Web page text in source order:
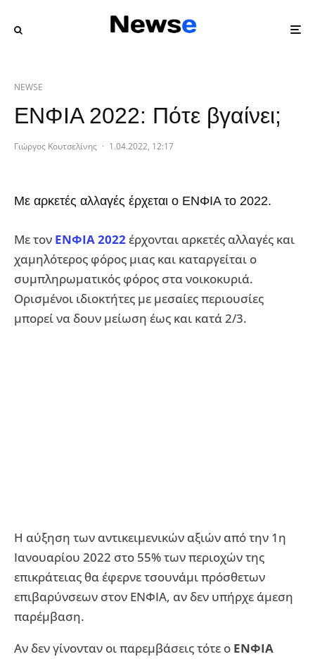
NEWSE
ΕΝΦΙΑ 2022: Πότε βγαίνει;
Γιώργος Κουτσελίνης · 1.04.2022, 12:17
Με αρκετές αλλαγές έρχεται ο ΕΝΦΙΑ το 2022.
Με τον ΕΝΦΙΑ 2022έρχονται αρκετές αλλαγές και
χαμηλότερος φόρος μιας και καταργείται ο
συμπληρωματικός φόρος στα νοικοκυριά.
Ορισμένοι ιδιοκτήτες με μεσαίες περιουσίες
μπορεί να δουν μείωση έως και κατά 2/3.
Η αύξηση των αντικειμενικών αξιών από την 1η
Ιανουαρίου 2022 στο 55% των περιοχών της
επικράτειας θα έφερνε τσουνάμι πρόσθετων
επιβαρύνσεων στον ΕΝΦΙΑ, αν δεν υπήρχε άμεση
παρέμβαση.
Αν δεν γίνονταν οι παρεμβάσεις τότε ο ΕΝΦΙΑ